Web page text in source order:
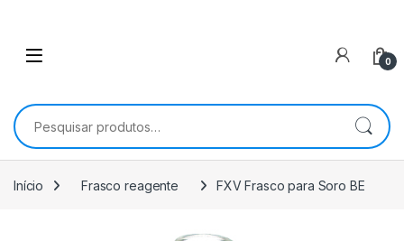
0
Pesquisar por:
Início Frasco reagente FXV Frasco para Soro BE